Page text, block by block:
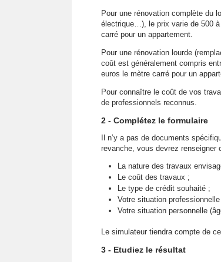
Pour une rénovation complète du
électrique…), le prix varie de 500 à
carré pour un appartement.
Pour une rénovation lourde
coût est généralement compris
euros le mètre carré pour un
Pour connaître le coût de vos
de professionnels reconnus.
2 - Complétez le formulaire
Il n’y a pas de documents
revanche, vous devrez renseigner
La nature des travaux
Le coût des travaux ;
Le type de crédit souhaité ;
Votre situation
Votre situation personnelle
Le simulateur tiendra compte de
3 - Etudiez le résultat